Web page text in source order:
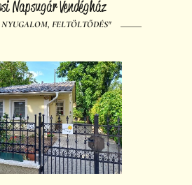
Napsugár Vendégház
FELTÖLTŐDÉS"